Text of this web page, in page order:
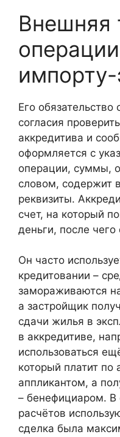
Внешняя
импорту-
Его
согласия
аккредитива и
оформляется с
операции, суммы,
словом, содержит
реквизиты.
счет, на который
деньги, после
Он часто
кредитовании –
замораживаются
а застройщик
сдачи жилья в
в аккредитиве,
использоваться
который платит по
аппликантом, а
– бенефициаром. В
расчётов
сделка была